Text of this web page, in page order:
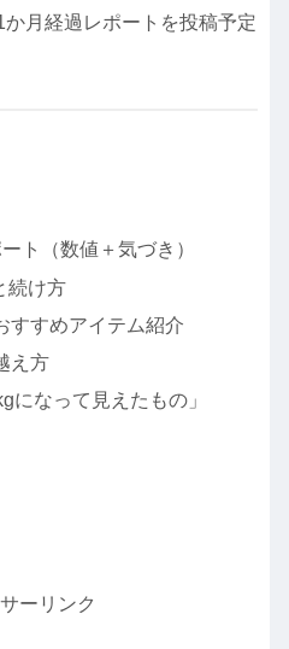
月経過レポートを投稿予定
ト（数値＋気づき）
続け方
すすめアイテム紹介
え方
になって見えたもの」
ーリンク